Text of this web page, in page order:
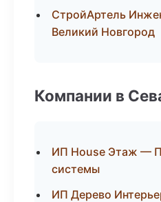
СтройАртель
Великий Новгород
Компании в
ИП House Этаж —
системы
ИП Дерево